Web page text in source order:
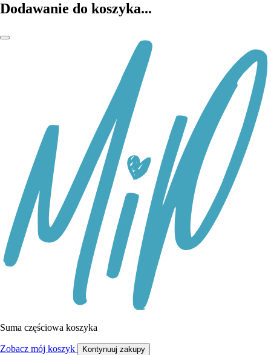
Dodawanie do koszyka...
Suma częściowa koszyka
Zobacz mój koszyk Kontynuuj zakupy